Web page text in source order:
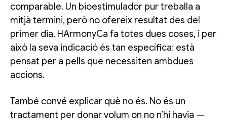
comparable. Un bioestimulador pur treballa a
mitjà termini, però no ofereix resultat des del
primer dia. HArmonyCa fa totes dues coses, i per
això la seva indicació és tan específica: està
pensat per a pells que necessiten ambdues
accions.
També convé explicar què no és. No és un
tractament per donar volum on no n’hi havia —